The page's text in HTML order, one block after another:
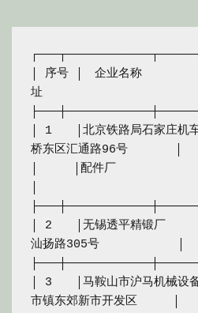
│ 序号 │　企业名称　　　　
址　　　　　　　　　　　　　
│ 1　　│北京铁路局石家庄机
桥东区汇通路96号　　　　│
│　　　│配件
│ 2　　│无锡透平精锻厂　　
汕扬路305号　　　　　　 │
│ 3　　│马鞍山市沪马机械设
市镇东郊新市开发区　　　│